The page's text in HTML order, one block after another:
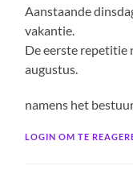
Aanstaande
vakantie.
De eerste repetitie
augustus.
namens het
LOGIN OM TE